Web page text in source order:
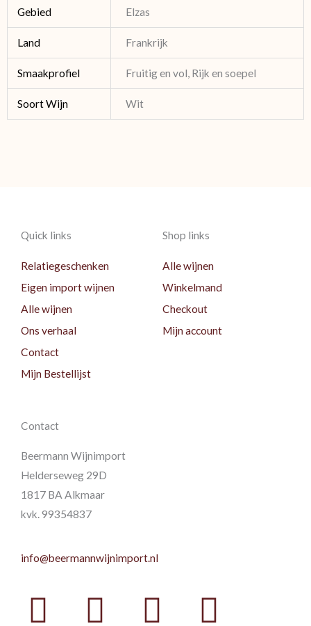
Gebied Elzas
Land Frankrijk
Smaakprofiel Fruitig en vol, Rijk en soepel
Soort Wijn Wit
Quick links
Relatiegeschenken
Eigen import wijnen
Alle wijnen
Ons verhaal
Contact
Mijn Bestellijst
Shop links
Alle wijnen
Winkelmand
Checkout
Mijn account
Contact
Beermann Wijnimport
Helderseweg 29D
1817 BA Alkmaar
kvk. 99354837
info@beermannwijnimport.nl
Facebook
Twitter
Youtube